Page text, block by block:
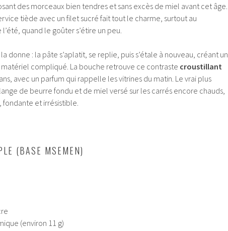
des morceaux bien tendres et sans excès de miel avant cet âge.
tiède avec un filet sucré fait tout le charme, surtout au
quand le goûter s’étire un peu.
donne : la pâte s’aplatit, se replie, puis s’étale à nouveau, créant un
matériel compliqué. La bouche retrouve ce contraste croustillant
avec un parfum qui rappelle les vitrines du matin. Le vrai plus
de beurre fondu et de miel versé sur les carrés encore chauds,
et irrésistible.
(BASE MSEMEN)
(environ 11 g)